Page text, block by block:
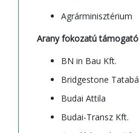
Agrárminisztérium
Arany fokozatú támogató
BN in Bau Kft.
Bridgestone
Budai Attila
Budai-Transz Kft.